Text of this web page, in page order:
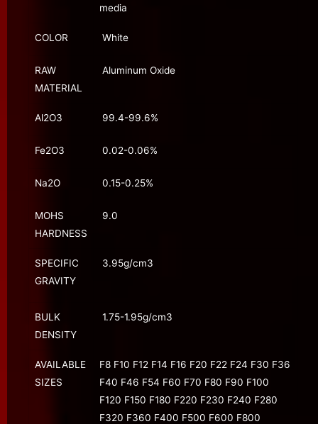
media
COLOR White
RAW
MATERIAL
Aluminum Oxide
Al2O3 99.4-99.6%
Fe2O3 0.02-0.06%
Na2O 0.15-0.25%
MOHS
HARDNESS
9.0
SPECIFIC
GRAVITY
3.95g/cm3
BULK
DENSITY
1.75-1.95g/cm3
AVAILABLE
SIZES
F8 F10 F12 F14 F16 F20 F22 F24 F30 F36
F40 F46 F54 F60 F70 F80 F90 F100
F120 F150 F180 F220 F230 F240 F280
F320 F360 F400 F500 F600 F800